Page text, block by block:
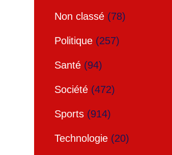
Non classé (78)
Politique (257)
Santé (94)
Société (472)
Sports (914)
Technologie (20)